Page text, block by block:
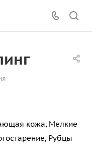
—
кожа, Мелкие
Рубцы